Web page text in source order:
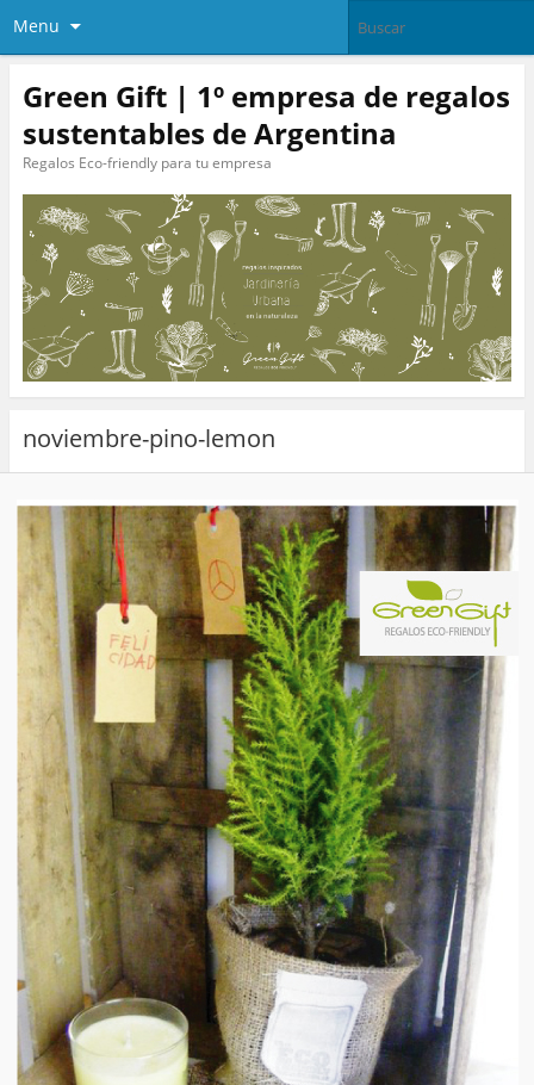
Menu
Green Gift | 1º empresa de regalos
sustentables de Argentina
Regalos Eco-friendly para tu empresa
noviembre-pino-lemon